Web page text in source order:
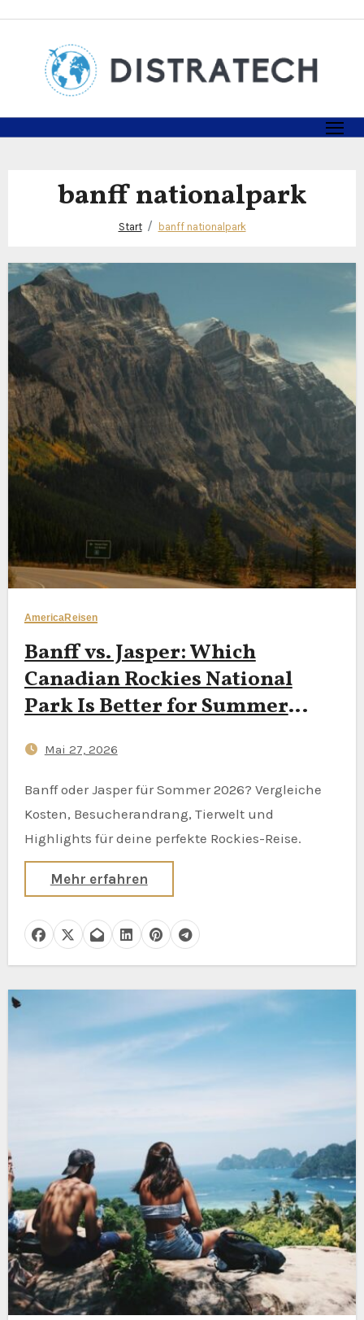
springen
banff nationalpark
Start banff nationalpark
AmericaReisen
Banff vs. Jasper: Which
Canadian Rockies National
Park Is Better for Summer
Mai 27, 2026
Banff oder Jasper für Sommer 2026? Vergleiche
Kosten, Besucherandrang, Tierwelt und
Highlights für deine perfekte Rockies-Reise.
Mehr erfahren